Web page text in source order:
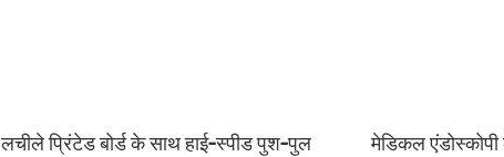
लचीले प्रिंटेड बोर्ड के साथ हाई-स्पीड पुश-पुल
मेडिकल